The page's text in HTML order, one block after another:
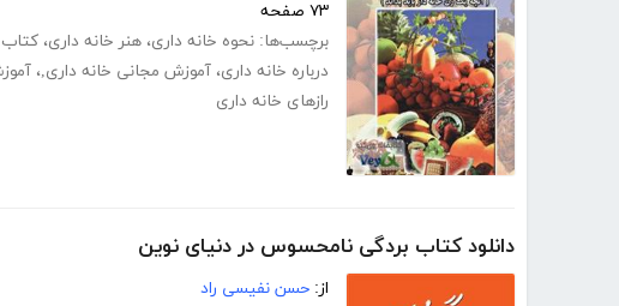
۷۳ صفحه
برچسب‌ها: نحوه خانه داری، هنر خانه داری، کتاب
درباره خانه داری، آموزش مجانی خانه داری,،
رازهای خانه داری
دانلود کتاب بردگی نامحسوس در دنیای نوین
از: حسن نفیسی راد